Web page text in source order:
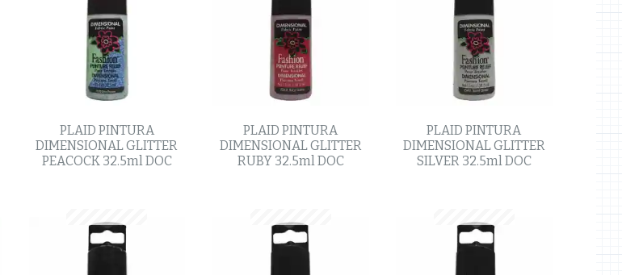
PLAID PINTURA
DIMENSIONAL GLITTER
PEACOCK 32.5ml DOC
PLAID PINTURA
DIMENSIONAL GLITTER
RUBY 32.5ml DOC
PLAID PINTURA
DIMENSIONAL GLITTER
SILVER 32.5ml DOC